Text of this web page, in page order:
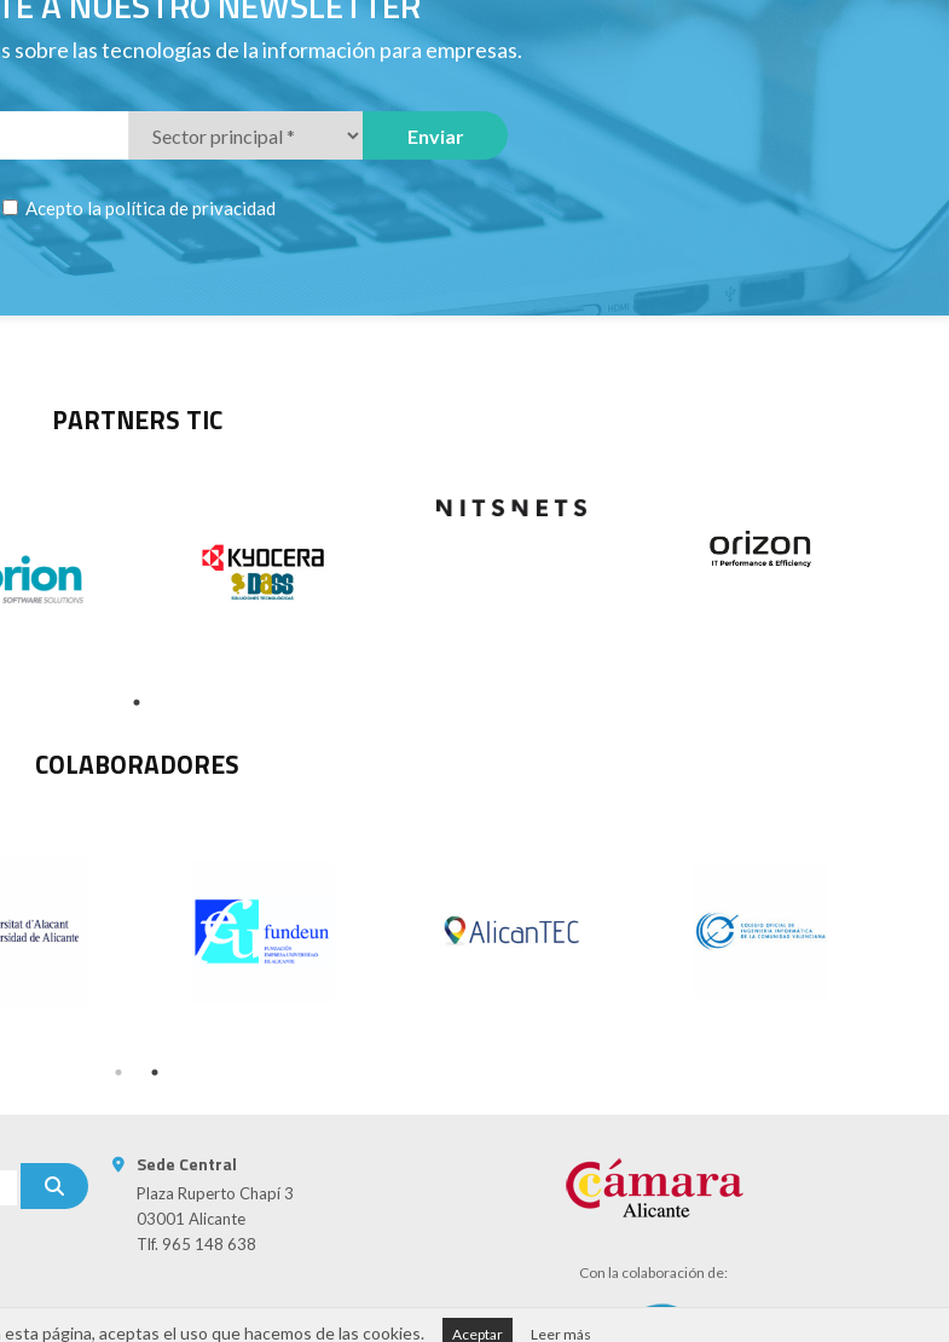
sobre las tecnologías de la información para empresas.
Acepto lapolítica de privacidad
PARTNERS TIC
COLABORADORES
Sede Central
Plaza Ruperto Chapí 3
03001 Alicante
Tlf. 965 148 638
Con la colaboración de:
página, aceptas el uso que hacemos de las cookies. Aceptar Leer más